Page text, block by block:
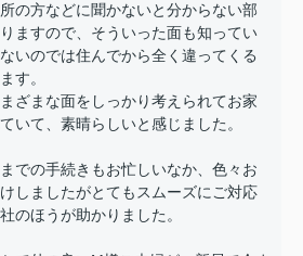
の方などに聞かないと分からない部
ますので、そういった面も知ってい
いのでは住んでから全く違ってくる
す。
ざまな面をしっかり考えられてお家
いて、素晴らしいと感じました。
での手続きもお忙しいなか、色々お
しましたがとてもスムーズにご対応
のほうが助かりました。